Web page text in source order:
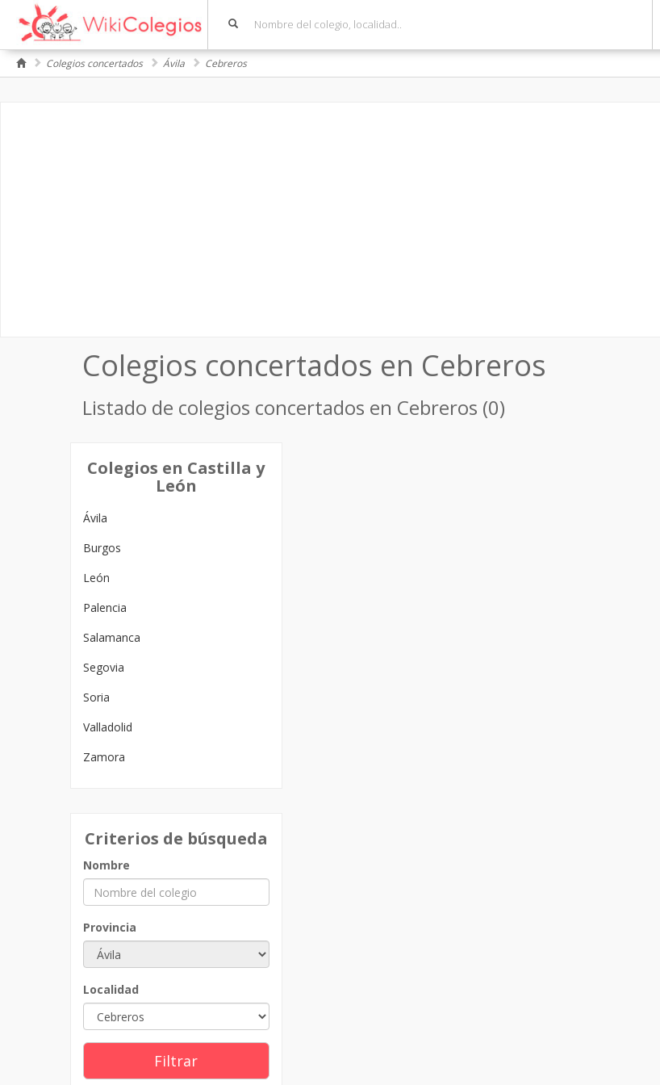
Colegios concertados Ávila Cebreros
Colegios concertados en Cebreros
Listado de colegios concertados en Cebreros (0)
Colegios en Castilla y
León
Ávila
Burgos
León
Palencia
Salamanca
Segovia
Soria
Valladolid
Zamora
Criterios de búsqueda
Nombre
Provincia
Localidad
Filtrar